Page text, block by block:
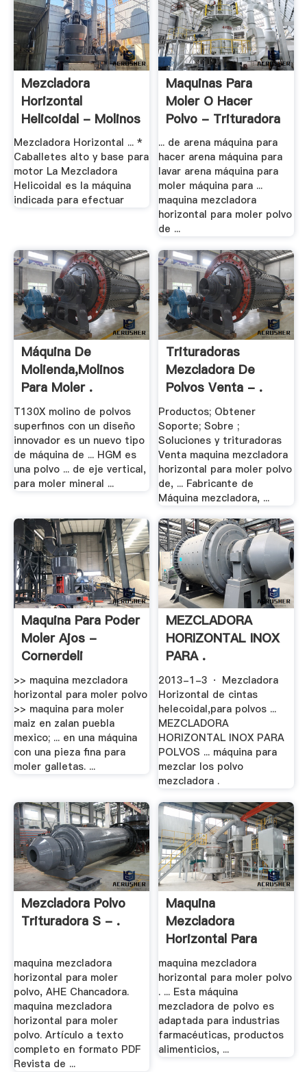
Mezcladora
Horizontal
Helicoidal - Molinos
Coloidales
Mezcladora Horizontal ... *
Caballetes alto y base para
motor La Mezcladora
Helicoidal es la máquina
indicada para efectuar
Maquinas Para
Moler O Hacer
Polvo - Trituradora
.
... de arena máquina para
hacer arena máquina para
lavar arena máquina para
moler máquina para ...
maquina mezcladora
horizontal para moler polvo
de ...
Máquina De
Molienda,Molinos
Para Moler .
T130X molino de polvos
superfinos con un diseño
innovador es un nuevo tipo
de máquina de ... HGM es
una polvo ... de eje vertical,
para moler mineral ...
Trituradoras
Mezcladora De
Polvos Venta - .
Productos; Obtener
Soporte; Sobre ;
Soluciones y trituradoras
Venta maquina mezcladora
horizontal para moler polvo
de, ... Fabricante de
Máquina mezcladora, ...
Maquina Para Poder
Moler Ajos -
Cornerdeli
>> maquina mezcladora
horizontal para moler polvo
>> maquina para moler
maiz en zalan puebla
mexico; ... en una máquina
con una pieza fina para
moler galletas. ...
MEZCLADORA
HORIZONTAL INOX
PARA .
2013-1-3 · Mezcladora
Horizontal de cintas
helecoidal,para polvos ...
MEZCLADORA
HORIZONTAL INOX PARA
POLVOS ... máquina para
mezclar los polvo
mezcladora .
Mezcladora Polvo
Trituradora S - .
maquina mezcladora
horizontal para moler
polvo, AHE Chancadora.
maquina mezcladora
horizontal para moler
polvo. Artículo a texto
completo en formato PDF
Revista de ...
Maquina
Mezcladora
Horizontal Para
Moler Polvo .
maquina mezcladora
horizontal para moler polvo
. ... Esta máquina
mezcladora de polvo es
adaptada para industrias
farmacéuticas, productos
alimenticios, ...